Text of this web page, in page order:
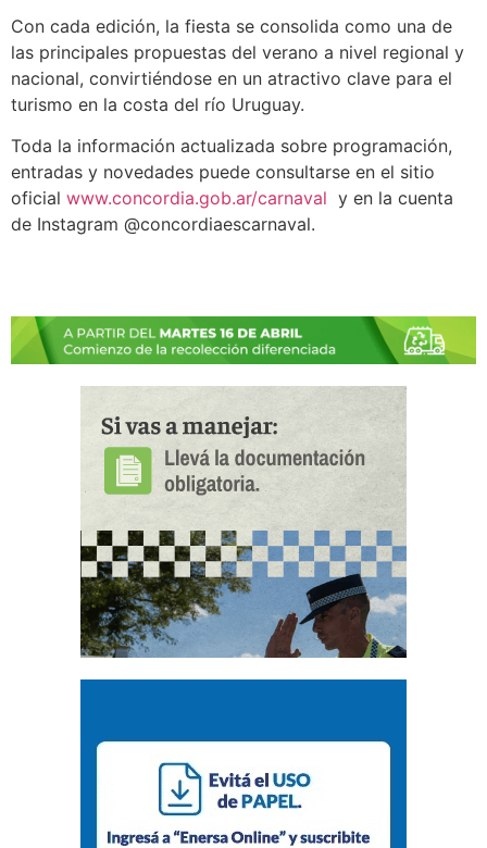
Con cada edición, la fiesta se consolida como una de
las principales propuestas del verano a nivel regional y
nacional, convirtiéndose en un atractivo clave para el
turismo en la costa del río Uruguay.
Toda la información actualizada sobre programación,
entradas y novedades puede consultarse en el sitio
oficial www.concordia.gob.ar/carnaval y en la cuenta
de Instagram @concordiaescarnaval.